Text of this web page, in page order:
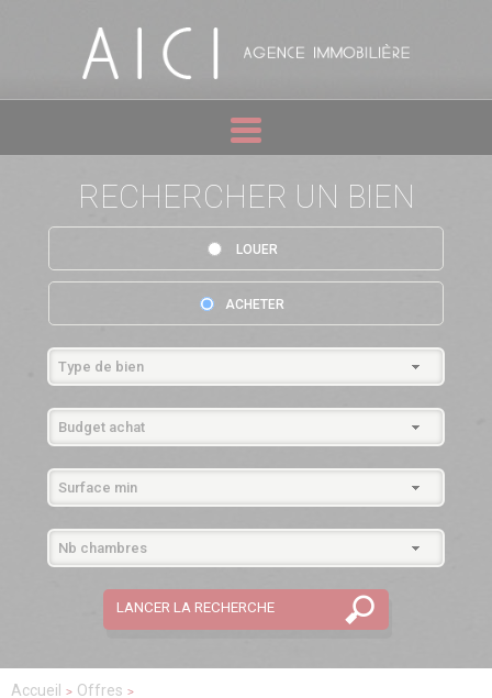
RECHERCHER UN BIEN
LOUER
ACHETER
Accueil Offres